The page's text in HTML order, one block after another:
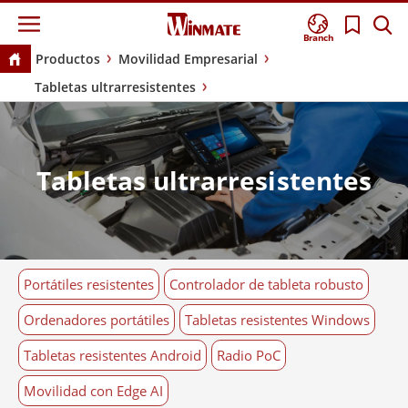
Branch
Productos
Movilidad Empresarial
Tabletas ultrarresistentes
Tabletas ultrarresistentes
Portátiles resistentes
Controlador de tableta robusto
Ordenadores portátiles
Tabletas resistentes Windows
Tabletas resistentes Android
Radio PoC
Movilidad con Edge AI